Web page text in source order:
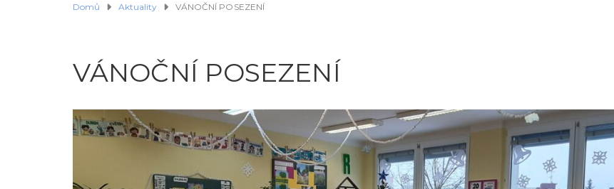
Domů Aktuality VÁNOČNÍ POSEZENÍ
VÁNOČNÍ POSEZENÍ